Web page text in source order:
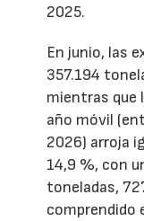
2025.
En junio, las
357.194
mientras que
año móvil
2026) arroja
14,9 %, con
toneladas,
comprendido